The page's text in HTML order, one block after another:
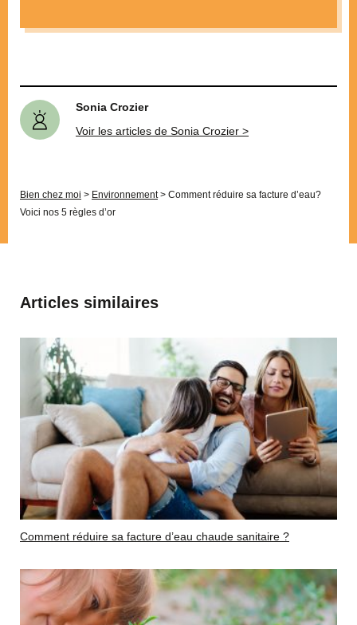
Sonia Crozier
Voir les articles de Sonia Crozier >
Bien chez moi > Environnement> Comment réduire sa facture d’eau?
Voici nos 5 règles d’or
Articles similaires
Comment réduire sa facture d’eau chaude sanitaire ?